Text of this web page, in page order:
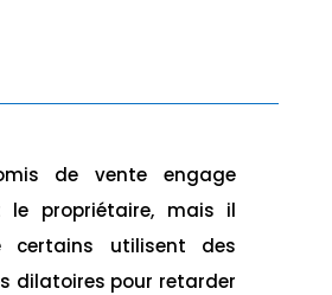
de vente engage
le propriétaire, mais il
certains utilisent des
dilatoires pour retarder